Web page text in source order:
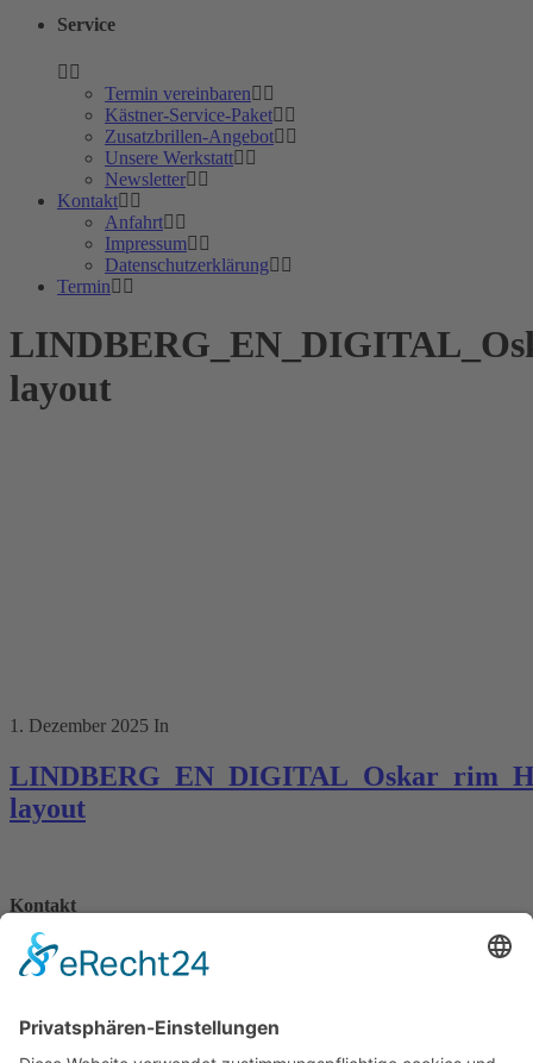
Service
Termin vereinbaren
Kästner-Service-Paket
Zusatzbrillen-Angebot
Unsere Werkstatt
Newsletter
Kontakt
Anfahrt
Impressum
Datenschutzerklärung
Termin
layout
1. Dezember 2025 In
layout
Kontakt
Königsbau / Erdgeschoss
Königstraße 28
T: 0711 29 39 20
kontakt@kaestner-stuttgart.de